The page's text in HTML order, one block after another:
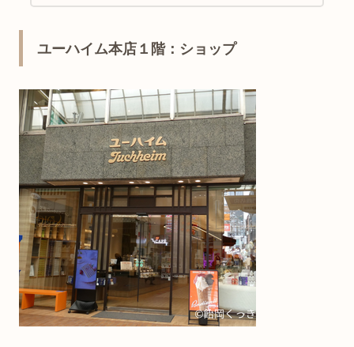
ユーハイム本店１階：ショップ